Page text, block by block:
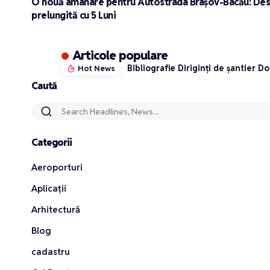
prelungită cu 5 Luni
Articole populare
Hot News De ce desființarea trecerii de
Caută
Categorii
Aeroporturi
Aplicații
Arhitectură
Blog
cadastru